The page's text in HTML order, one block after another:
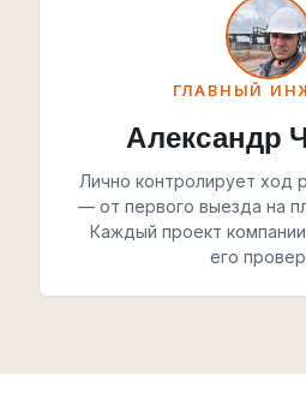
ГЛАВНЫЙ
Александр
Лично контролирует ход
— от первого выезда на
Каждый проект
его